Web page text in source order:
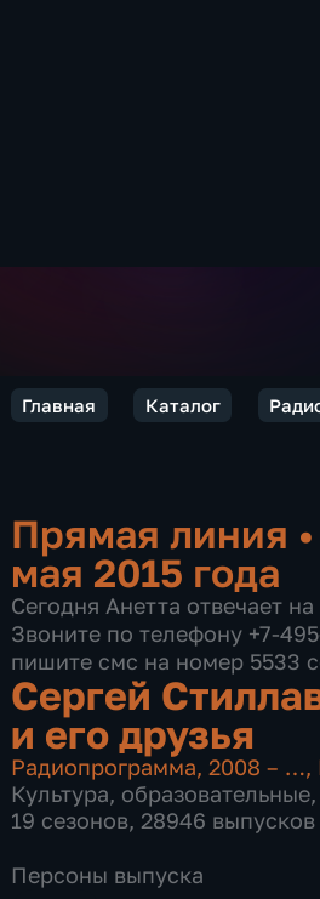
Главная Каталог
Прямая линия •
мая 2015 года
Сегодня Анетта отвечает
Звоните по телефону +7-
пишите смс на номер 5533
Сергей
и его друзья
Радиопрограмма,2008 – …,
Культура, образовательные,
19 сезонов, 28946 выпусков
Персоны выпуска